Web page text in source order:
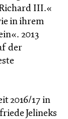
III.«
in ihrem
2013
der
2016/17 in
Jelineks